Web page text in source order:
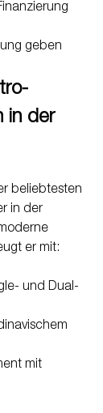
geben
in der
beliebtesten
in der
er mit:
und Dual-
mit